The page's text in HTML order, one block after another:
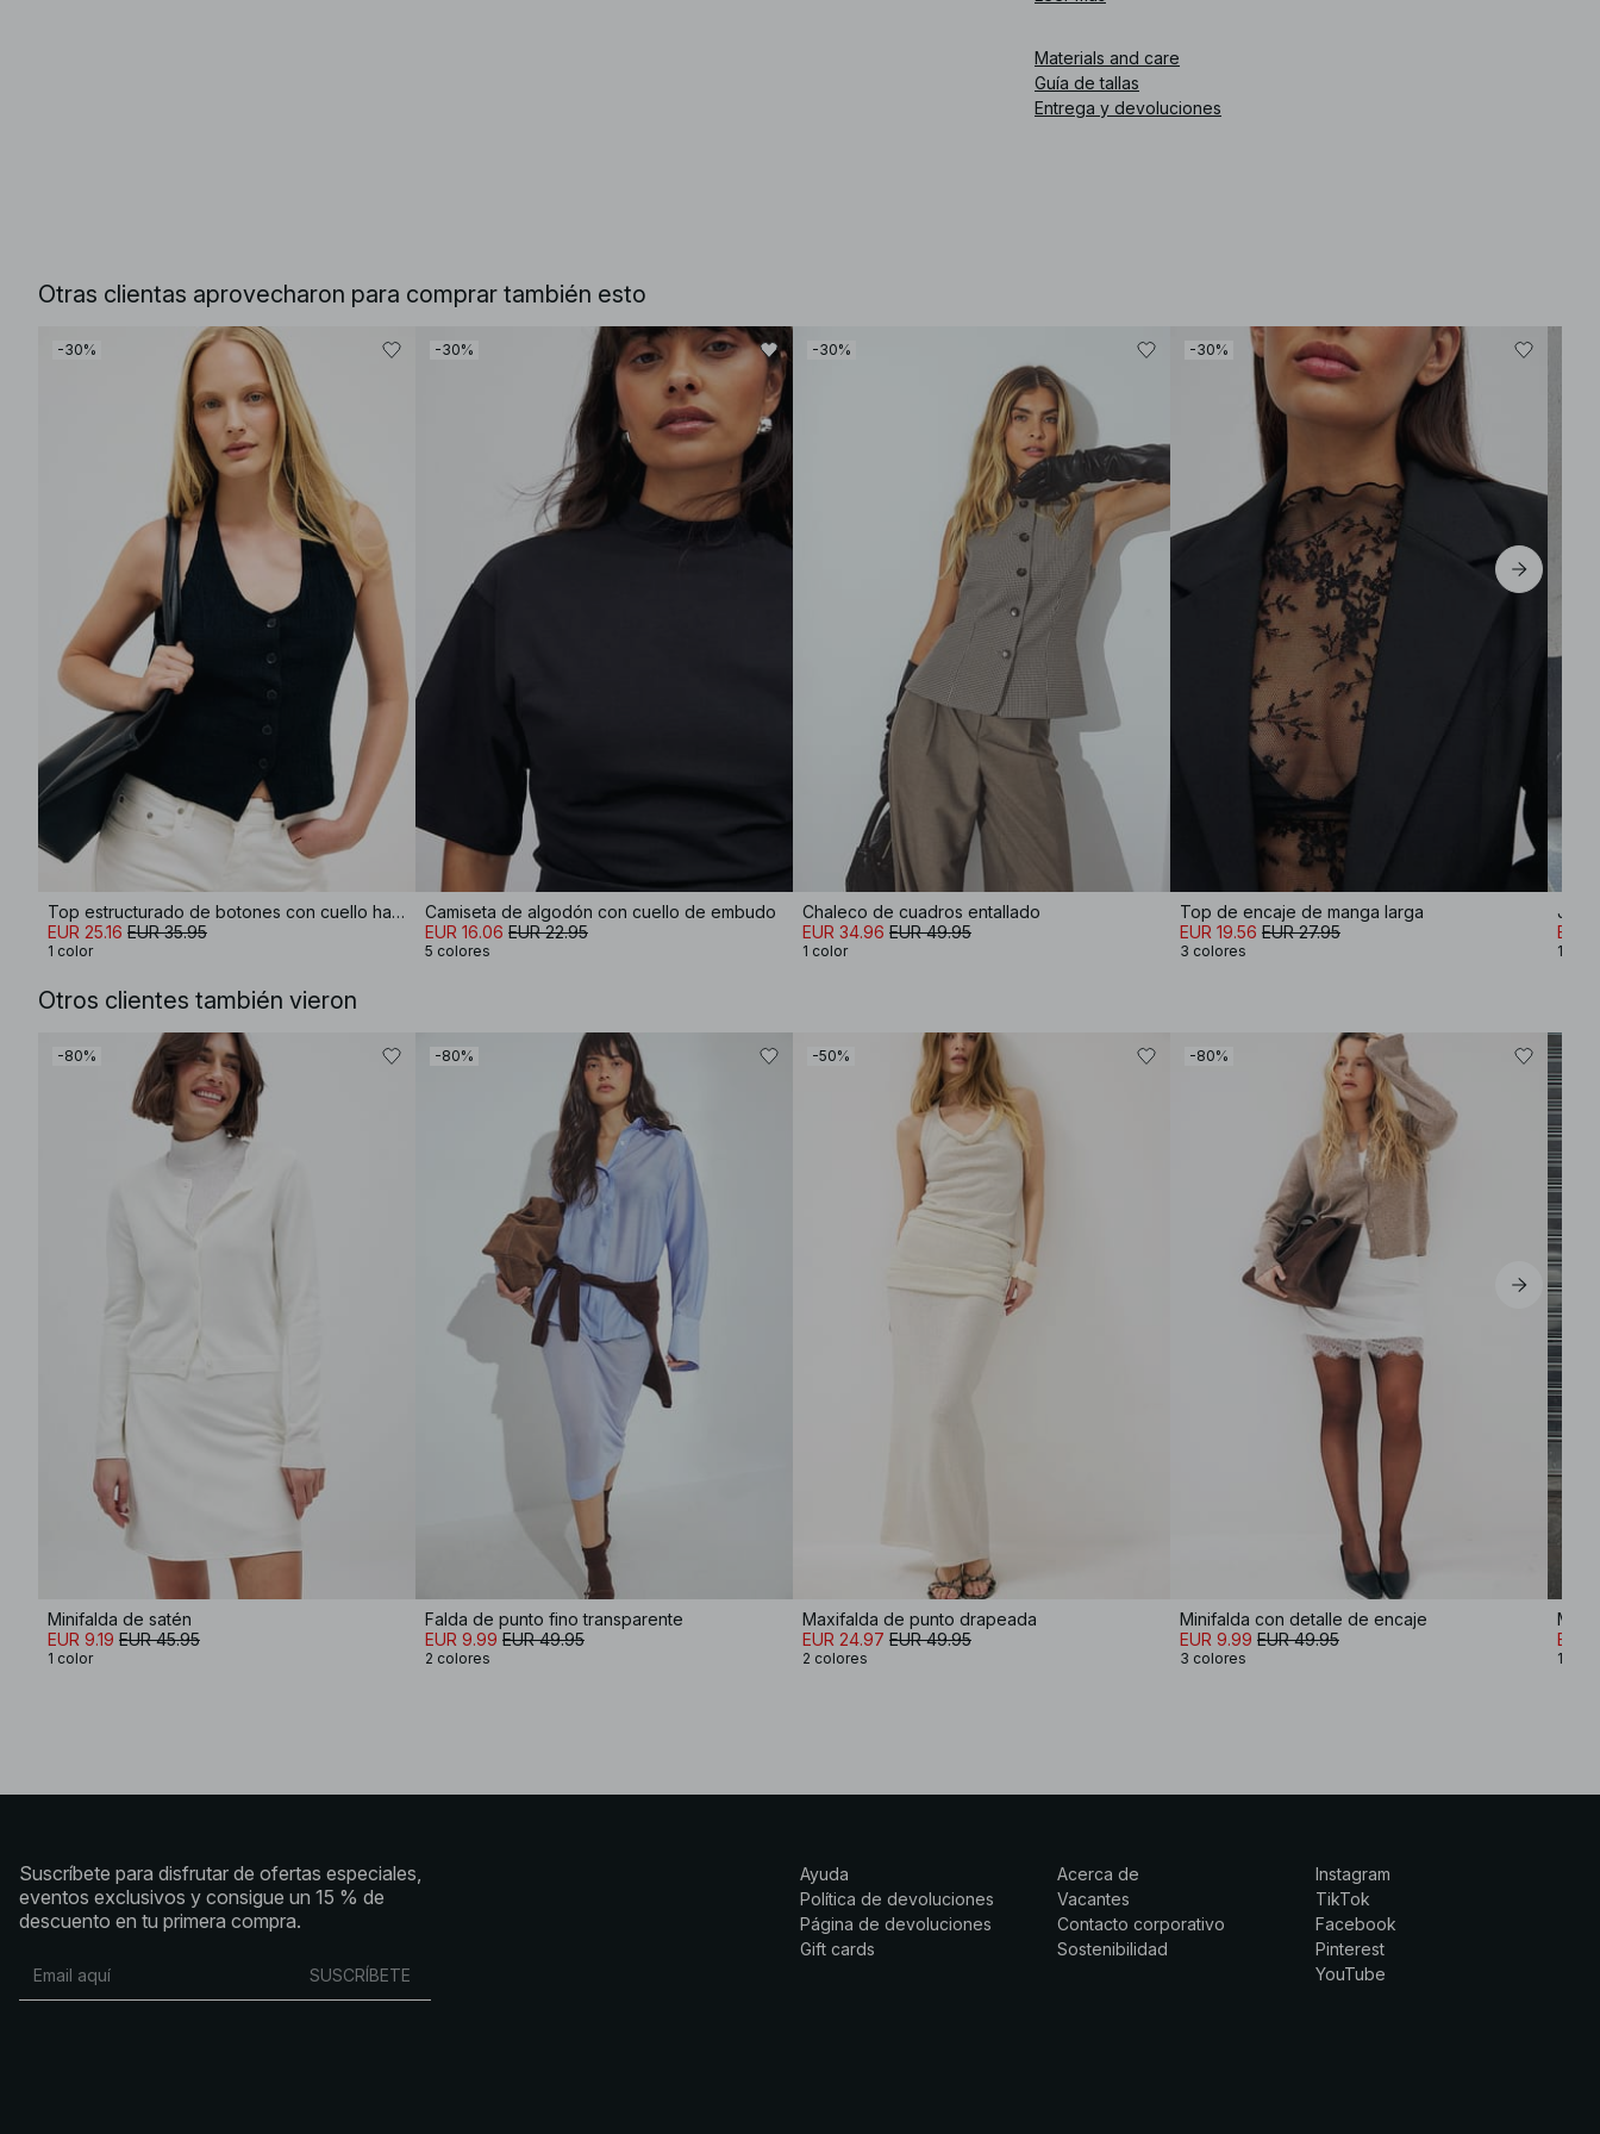
Materials and care
Guía de tallas
Entrega y devoluciones
Otras clientas aprovecharon para comprar también esto
-30%
Top estructurado de botones con cuello halter
EUR 25.16 EUR 35.95
1 color
-30%
Camiseta de algodón con cuello de embudo
EUR 16.06 EUR 22.95
5 colores
-30%
Chaleco de cuadros entallado
EUR 34.96 EUR 49.95
1 color
-30%
Top de encaje de manga larga
EUR 19.56 EUR 27.95
3 colores
EUR
12
Otros clientes también vieron
-80%
Minifalda de satén
EUR 9.19 EUR 45.95
1 color
-80%
Falda de punto fino transparente
EUR 9.99 EUR 49.95
2 colores
-50%
Maxifalda de punto drapeada
EUR 24.97 EUR 49.95
2 colores
-80%
Minifalda con detalle de encaje
EUR 9.99 EUR 49.95
3 colores
EUR
1
Suscríbete para disfrutar de ofertas especiales,
eventos exclusivos y consigue un 15 % de
descuento en tu primera compra.
SUSCRÍBETE
Ayuda
Política de devoluciones
Página de devoluciones
Gift cards
Acerca de
Vacantes
Contacto corporativo
Sostenibilidad
Instagram
TikTok
Facebook
Pinterest
YouTube